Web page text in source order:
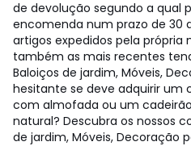
de devolução segundo a qual
encomenda num prazo de 30
artigos expedidos pela própria
também as mais recentes
Baloiços de jardim, Móveis,
hesitante se deve adquirir um
com almofada ou um
natural? Descubra os nossos
de jardim, Móveis, Decoração